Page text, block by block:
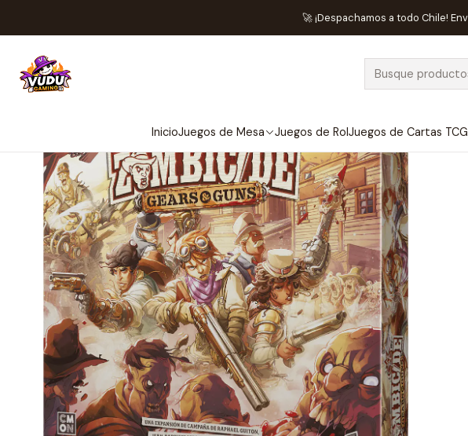
InicioJuegos de Mesa Juegos de RolJuegos de Cartas TCG
🚀 ¡Despachamos a todo Chile!
Inicio Juegos de Mesa
AGOTADO